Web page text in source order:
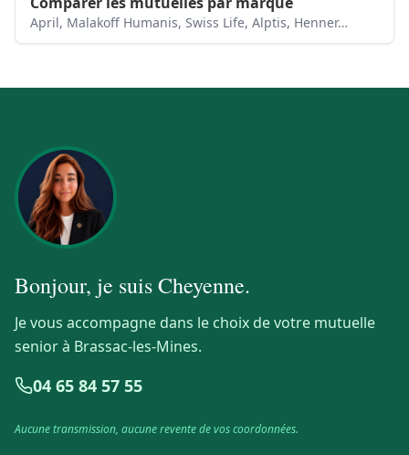
April, Malakoff Humanis, Swiss Life, Alptis, Henner…
Bonjour, je suisCheyenne.
Je vous accompagne dans le choix de votre mutuelle
senior à Brassac-les-Mines.
04 65 84 57 55
Aucune transmission, aucune revente de vos coordonnées.